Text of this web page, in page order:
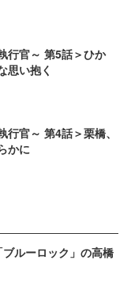
行官～ 第5話＞ひか
思い抱く
官～ 第4話＞栗橋、
かに
ルーロック」の高橋